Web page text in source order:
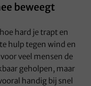
beweegt
hard je trapt en
hulp tegen wind en
veel mensen de
geholpen, maar
handig bij snel